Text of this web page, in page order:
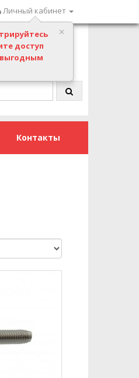
Личный кабинет
звонок
Контакты
доступ